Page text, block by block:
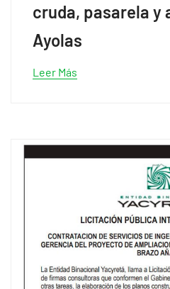
cruda, pasarela y
Ayolas
Leer Más